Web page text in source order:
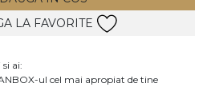
LA FAVORITE
ai:
ul cel mai apropiat de tine